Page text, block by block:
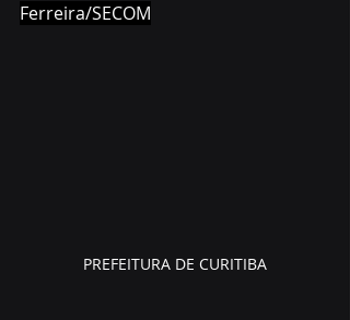
Ferreira/SECOM
PREFEITURA DE CURITIBA